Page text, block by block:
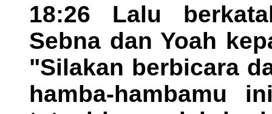
18:26 Lalu
Sebna dan Yoah
"Silakan berbicara
hamba-hambamu